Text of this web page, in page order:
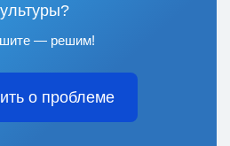
— решим!
о проблеме